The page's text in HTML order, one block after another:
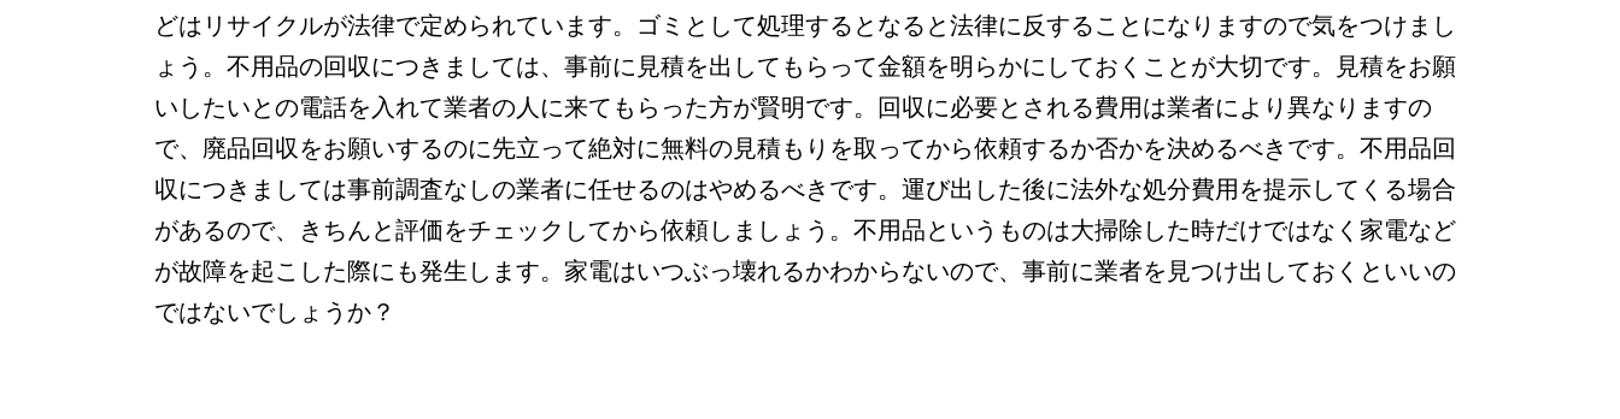
どはリサイクルが法律で定められています。ゴミとして処理するとなると法律に反することになりますので気をつけまし
ょう。不用品の回収につきましては、事前に見積を出してもらって金額を明らかにしておくことが大切です。見積をお願
いしたいとの電話を入れて業者の人に来てもらった方が賢明です。回収に必要とされる費用は業者により異なりますの
で、廃品回収をお願いするのに先立って絶対に無料の見積もりを取ってから依頼するか否かを決めるべきです。不用品回
収につきましては事前調査なしの業者に任せるのはやめるべきです。運び出した後に法外な処分費用を提示してくる場合
があるので、きちんと評価をチェックしてから依頼しましょう。不用品というものは大掃除した時だけではなく家電など
が故障を起こした際にも発生します。家電はいつぶっ壊れるかわからないので、事前に業者を見つけ出しておくといいの
ではないでしょうか？